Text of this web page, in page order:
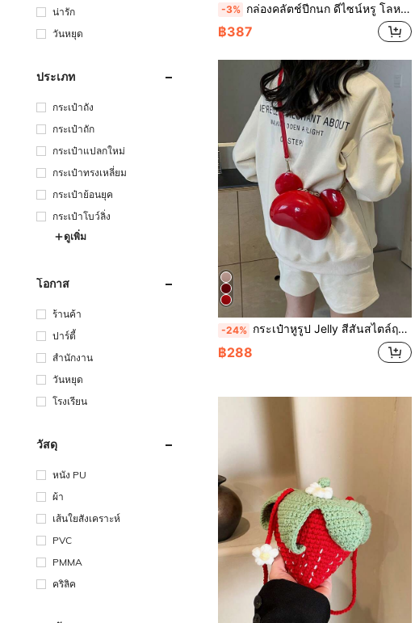
น่ารัก
วันหยุด
ประเภท
กระเป๋าถัง
กระเป๋าถัก
กระเป๋าแปลกใหม่
กระเป๋าทรงเหลี่ยม
กระเป๋าย้อนยุค
กระเป๋าโบว์ลิ่ง
ดูเพิ่ม
โอกาส
ร้านค้า
ปาร์ตี้
สำนักงาน
วันหยุด
โรงเรียน
วัสดุ
หนัง PU
ผ้า
เส้นใยสังเคราะห์
PVC
PMMA
คริลิค
-3% กล่องคลัตช์ปีกนก ดีไซน์หรู โลหะรายละเอียดตกแต่ง กระเป๋าคลัตช์ใหม่สำหรับผู้หญิง สำหรับงานปาร์ตี้ กระเป๋าสะพายโซ่ ข้ามลำตัว กระเป๋าเครื่องสำอาง กระเป๋าใส่โทรศัพท์และเหรียญ
฿387
-24% กระเป๋าหูรูป Jelly สีสันสไตล์ฤดูใบไม้ผลิ/ฤดูร้อน กระเป๋าคาดบ่าน่ารักไมนิเจอร์ กระเป๋าใส่โทรศัพท์ กระเป๋าใส่เหรียญ ของขวัญวันวาเลนไทน์
฿288